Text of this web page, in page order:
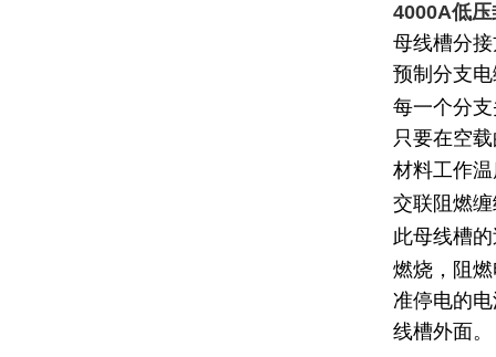
4000A低
母线槽分
预制分支
每一个分
只要在空
材料工作
交联阻燃
此母线槽
燃烧，阻
准停电的
线槽外面。